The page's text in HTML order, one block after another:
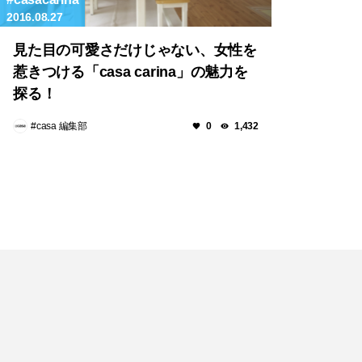
2016.08.27
見た目の可愛さだけじゃない、女性を
惹きつける「casa carina」の魅力を
探る！
#casa 編集部 0 1,432